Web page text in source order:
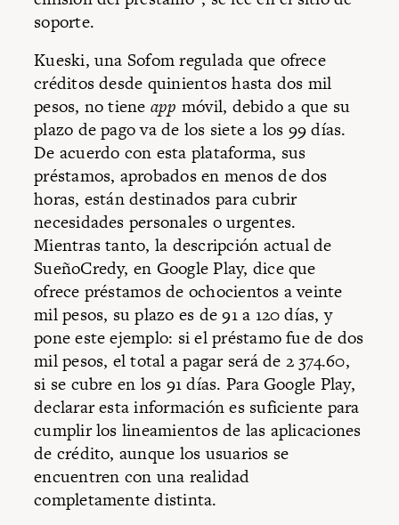
soporte.
Kueski, una Sofom regulada que ofrece
créditos desde quinientos hasta dos mil
pesos, no tiene app móvil, debido a que su
plazo de pago va de los siete a los 99 días.
De acuerdo con esta plataforma, sus
préstamos, aprobados en menos de dos
horas, están destinados para cubrir
necesidades personales o urgentes.
Mientras tanto, la descripción actual de
SueñoCredy, en Google Play, dice que
ofrece préstamos de ochocientos a veinte
mil pesos, su plazo es de 91 a 120 días, y
pone este ejemplo: si el préstamo fue de dos
mil pesos, el total a pagar será de 2 374.60,
si se cubre en los 91 días. Para Google Play,
declarar esta información es suficiente para
cumplir los lineamientos de las aplicaciones
de crédito, aunque los usuarios se
encuentren con una realidad
completamente distinta.